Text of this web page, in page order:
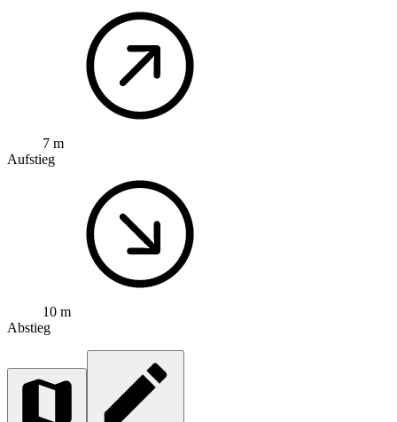
7 m
Aufstieg
10 m
Abstieg